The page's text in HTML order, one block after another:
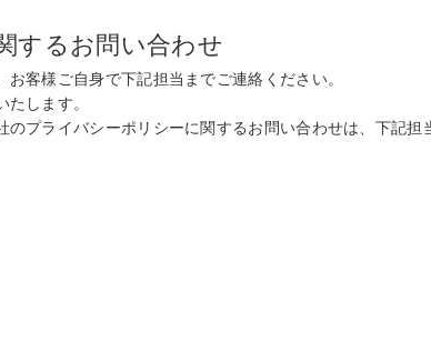
するお問い合わせ
客様ご自身で下記担当までご連絡ください。
します。
プライバシーポリシーに関するお問い合わせは、下記担